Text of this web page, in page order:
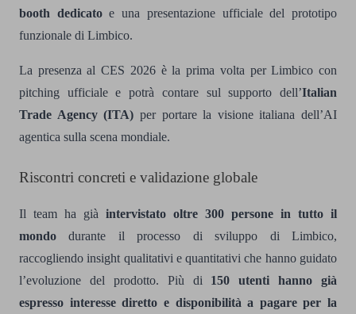
booth dedicatoe una presentazione ufficiale del prototipo
funzionale di Limbico.
La presenza al CES 2026 è la prima volta per Limbico con
pitching ufficiale e potrà contare sul supporto dell’Italian
Trade Agency (ITA) per portare la visione italiana dell’AI
agentica sulla scena mondiale.
Riscontri concreti e validazione globale
Il team ha già intervistato oltre 300 persone in tutto il
mondo durante il processo di sviluppo di Limbico,
raccogliendo insight qualitativi e quantitativi che hanno guidato
l’evoluzione del prodotto. Più di 150 utenti hanno già
espresso interesse diretto e disponibilità a pagare per la